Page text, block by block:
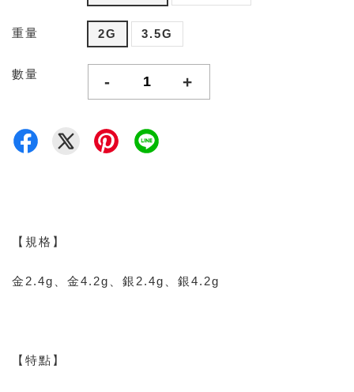
重量 2G 3.5G
數量 - +
【規格】
金2.4g、金4.2g、銀2.4g、銀4.2g
【特點】